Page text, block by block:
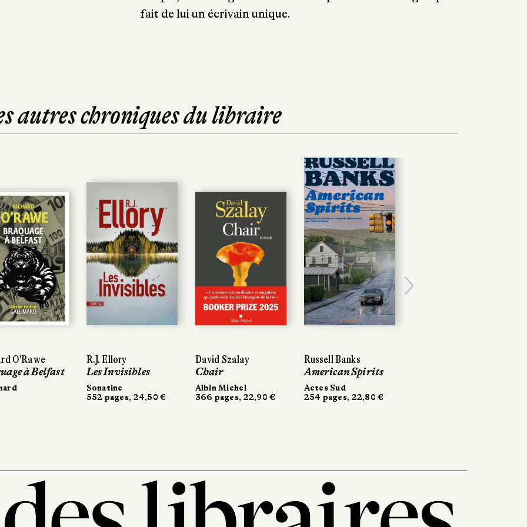
fait de lui un écrivain unique.
autres chroniques du libraire
O'Rawe
à Belfast
R.J. Ellory
Les Invisibles
Sonatine
552 pages, 24,50 €
David Szalay
Chair
Albin Michel
366 pages, 22,90 €
Russell Banks
American Spirits
Actes Sud
254 pages, 22,80 €
O'Rawe
à Belfast
R.J. Ellory
Les Invisibles
Sonatine
552 pages, 24,50 €
David Szalay
Chair
Albin Michel
366 pages, 22,90 €
Russell Banks
American Spirits
Actes Sud
254 pages, 22,80 €